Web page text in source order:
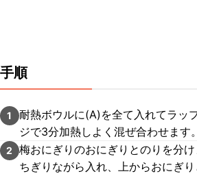
手順
1
耐熱ボウルに(A)を全て入れてラッ
ジで3分加熱しよく混ぜ合わせます。
2
梅おにぎりのおにぎりとのりを分
ちぎりながら入れ、上からおにぎ